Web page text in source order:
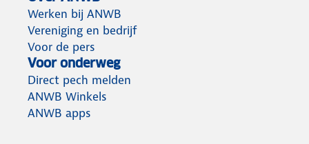
Werken bij ANWB
Vereniging en bedrijf
Voor de pers
Voor onderweg
Direct pech melden
ANWB Winkels
ANWB apps